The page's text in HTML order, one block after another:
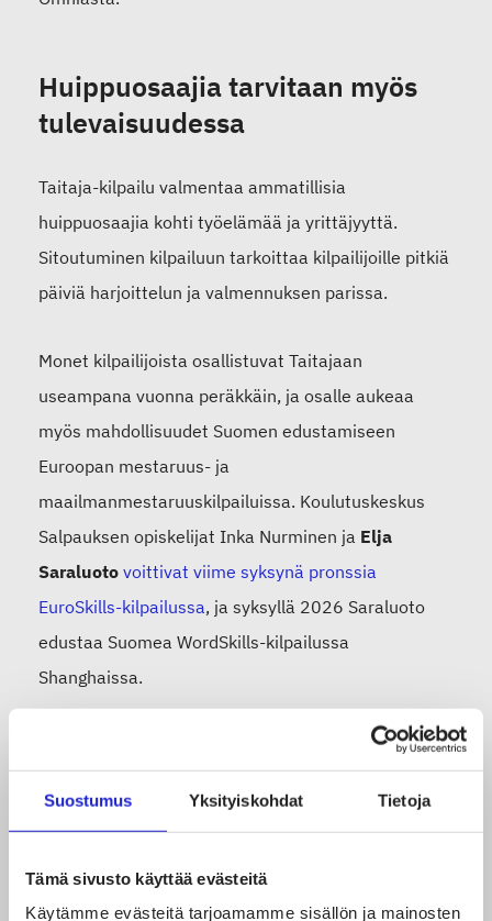
Suostumus Yksityiskohdat Tietoja
Tämä sivusto käyttää evästeitä
Käytämme evästeitä tarjoamamme sisällön ja mainosten
Huippuosaajia tarvitaan myös
tulevaisuudessa
Taitaja-kilpailu valmentaa ammatillisia
huippuosaajia kohti työelämää ja yrittäjyyttä.
Sitoutuminen kilpailuun tarkoittaa kilpailijoille pitkiä
päiviä harjoittelun ja valmennuksen parissa.
Monet kilpailijoista osallistuvat Taitajaan
useampana vuonna peräkkäin, ja osalle aukeaa
myös mahdollisuudet Suomen edustamiseen
Euroopan mestaruus- ja
maailmanmestaruuskilpailuissa. Koulutuskeskus
Salpauksen opiskelijat Inka Nurminen ja Elja
Saraluoto voittivat viime syksynä pronssia
EuroSkills-kilpailussa, ja syksyllä 2026 Saraluoto
edustaa Suomea WordSkills-kilpailussa
Shanghaissa.
Oppilaitosten resurssien supistuminen on kuitenkin
valmentamiseen ja kilpailutoimintaan useilla